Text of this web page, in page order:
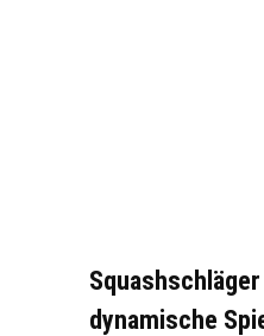
dynamische